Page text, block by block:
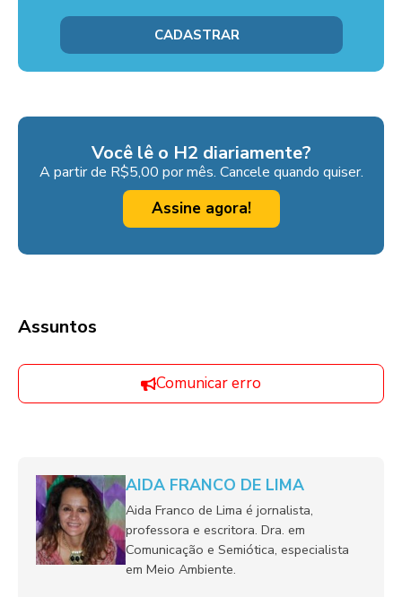
Você lê o H2 diariamente?
A partir de R$5,00 por mês. Cancele quando quiser.
Assine agora!
Assuntos
Comunicar erro
AIDA FRANCO DE LIMA
Aida Franco de Lima é jornalista,
professora e escritora. Dra. em
Comunicação e Semiótica, especialista
em Meio Ambiente.